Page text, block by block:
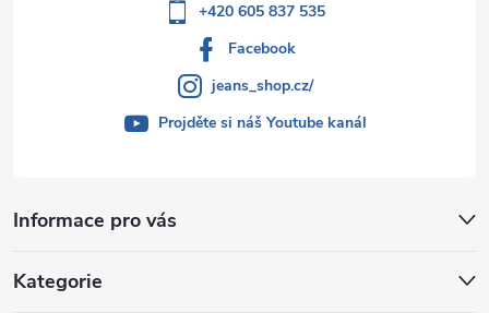
Informace pro vás
Kategorie
+420 605 837 535
Facebook
jeans_shop.cz/
Projděte si náš Youtube kanál